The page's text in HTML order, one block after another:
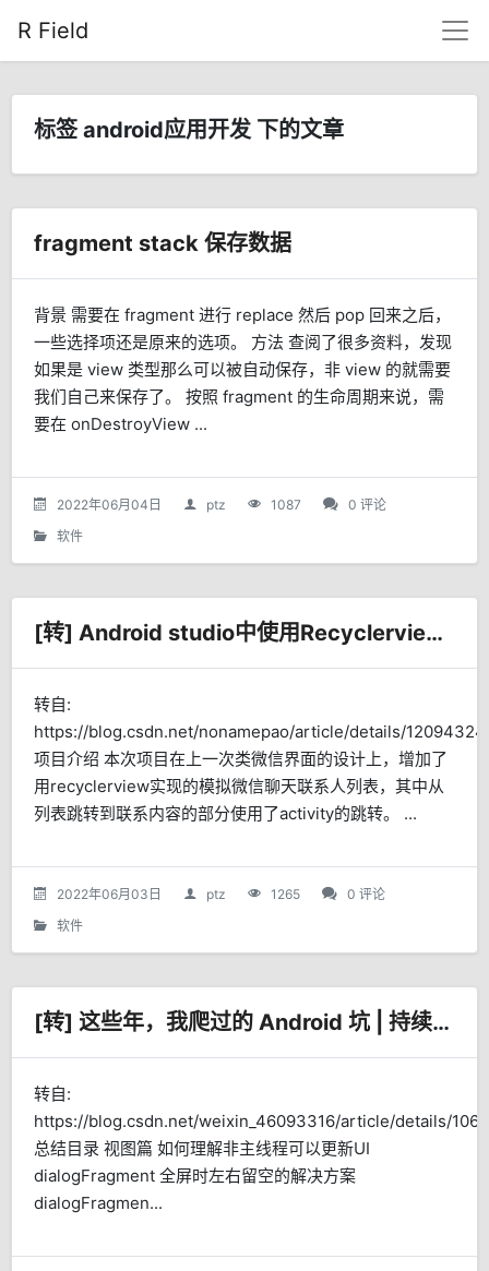
R Field
标签 android应用开发 下的文章
fragment stack 保存数据
背景 需要在 fragment 进行 replace 然后 pop 回来之后，
一些选择项还是原来的选项。 方法 查阅了很多资料，发现
如果是 view 类型那么可以被自动保存，非 view 的就需要
我们自己来保存了。 按照 fragment 的生命周期来说，需
要在 onDestroyView ...
2022年06月04日 ptz 1087
0 评论
软件
[转] Android studio中使用Recyclerview与Activity跳转
转自:
https://blog.csdn.net/nonamepao/article/details/
项目介绍 本次项目在上一次类微信界面的设计上，增加了
用recyclerview实现的模拟微信聊天联系人列表，其中从
列表跳转到联系内容的部分使用了activity的跳转。 ...
2022年06月03日 ptz 1265
0 评论
软件
[转] 这些年，我爬过的 Android 坑 | 持续更新
转自:
https://blog.csdn.net/weixin_46093316/article/details/
总结目录 视图篇 如何理解非主线程可以更新UI
dialogFragment 全屏时左右留空的解决方案
dialogFragmen...